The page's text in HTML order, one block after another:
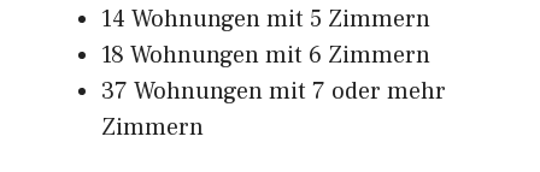
14 Wohnungen mit 5 Zimmern
18 Wohnungen mit 6 Zimmern
37 Wohnungen mit 7 oder mehr
Zimmern